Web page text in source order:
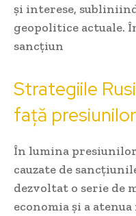
și interese,
geopolitice actuale.
sancțiun
Strategiile
față
În lumina
cauzate de
dezvoltat o serie de
economia și a